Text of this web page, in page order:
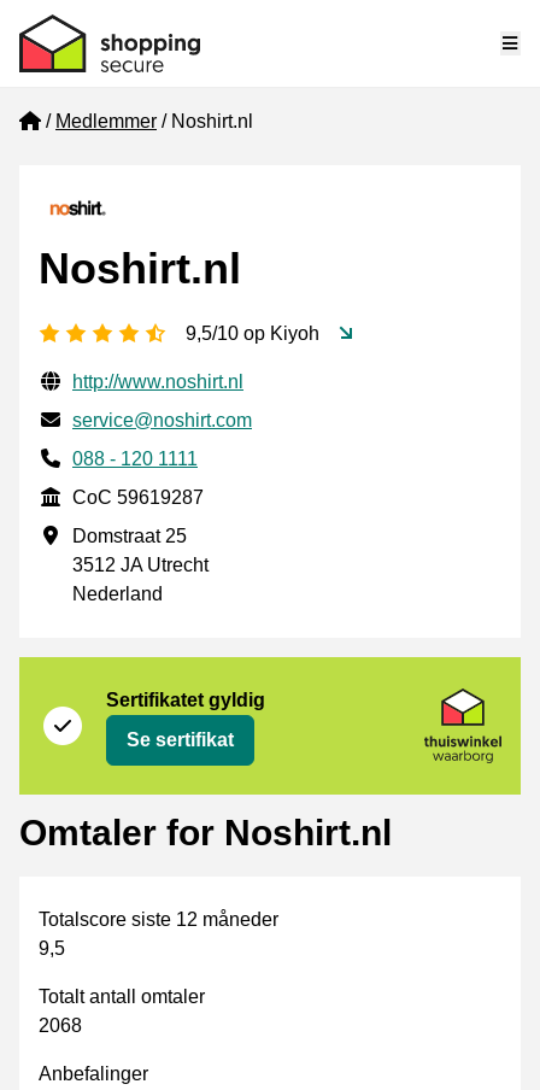
Home
Medlemmer Noshirt.nl
Noshirt.nl
[_General:NumberOfStarsPluralFormat]
9,5/10 op Kiyoh
Verifisert kontaktinformasjon
Website URL
http://www.noshirt.nl
E-post
service@noshirt.com
Phone number
088 - 120 1111
CoC
CoC 59619287
Forretningsadresse
Domstraat 25
3512 JA Utrecht
Nederland
Sertifikatet gyldig
Se sertifikat
Omtaler for Noshirt.nl
Totalscore siste 12 måneder
9,5
Totalt antall omtaler
2068
Anbefalinger